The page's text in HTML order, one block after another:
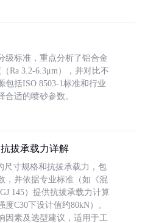
级标准，重点分析了铝合金
Ra 3.2-6.3μm），并对比不
包括ISO 8503-1标准和行业
合适的喷砂参数。
拔承载力详解
尺寸规格和抗拔承载力，包
，并依据专业标准（如《混
145）提供抗拔承载力计算
C30下设计值约80kN）。
因素及选型建议，适用于工